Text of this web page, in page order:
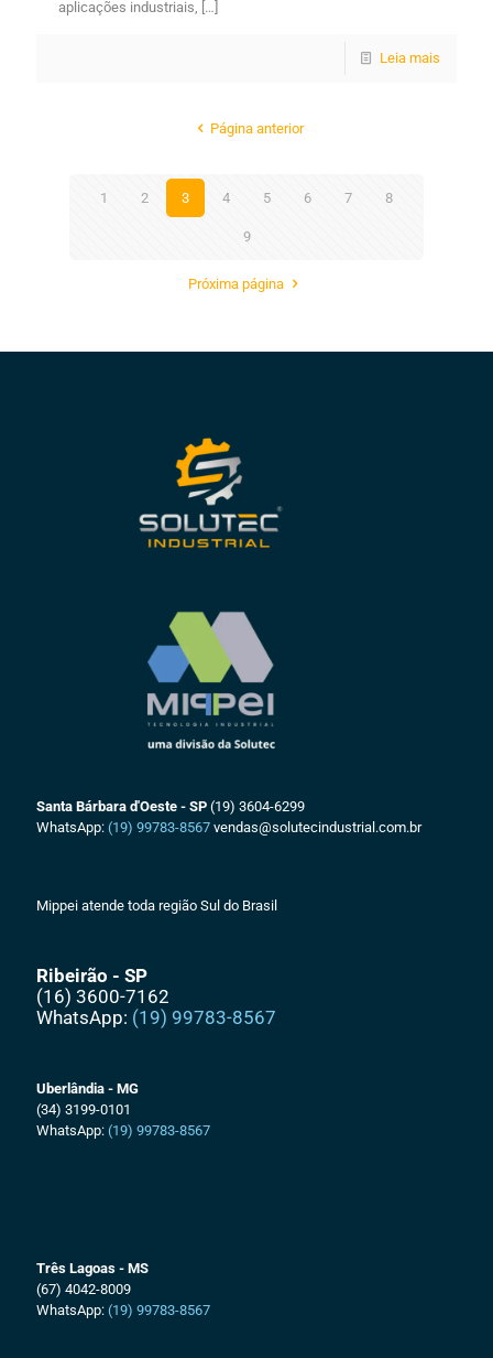
aplicações industriais, […]
Leia mais
Página anterior
1 2 3 4 5 6 7 8
9
Próxima página
Santa Bárbara d'Oeste - SP (19) 3604-6299
WhatsApp: (19) 99783-8567 vendas@solutecindustrial.com.br
Mippei atende toda região Sul do Brasil
Ribeirão - SP
(16) 3600-7162
WhatsApp: (19) 99783-8567
Uberlândia - MG
(34) 3199-0101
WhatsApp: (19) 99783-8567
Três Lagoas - MS
(67) 4042-8009
WhatsApp: (19) 99783-8567